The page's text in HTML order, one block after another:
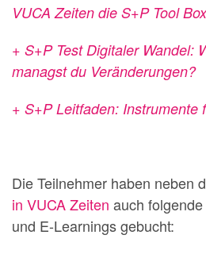
VUCA Zeiten die S+P Tool
+ S+P Test Digitaler Wandel:
managst du Veränderungen?
+ S+P Leitfaden: Instrumente
Die Teilnehmer haben neben
in VUCA Zeiten auch
und E-Learnings gebucht: